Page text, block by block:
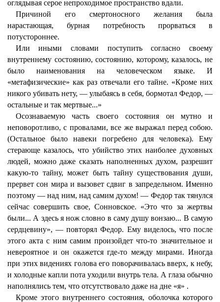
оглядывая серое непроходимое пространство вдали.
Причиной его смертоносного желания была
нарастающая, бурная потребность прорваться в
потустороннее.
Или иными словами поступить согласно своему
внутреннему состоянию, состоянию, которому, казалось, не
было наименования на человеческом языке. И
«метафизические» как раз отвечали его тайне. «Кроме них
никого убивать нету, — улыбаясь в себя, бормотал Федор, —
остальные и так мертвые...»
Осознаваемую часть своего состояния он мутно и
неповоротливо, с провалами, все же выражал перед собою.
(Остальное было навеки погребено для человека). Ему
стерающе казалось, что убийство этих наиболее духовных
людей, можно даже сказать наполненных духом, разрешит
какую-то тайну, может быть тайну существования души,
прервет сон мира и вызовет сдвиг в запредельном. Именно
поэтому — над ним, над самим духом! — Федор так тянулся
сейчас совершить свое, Сонновское. «Это что за жертвы
были... А здесь я нож словно в саму душу вонзаю... В самую
сердцевину», — повторял Федор. Ему виделось, что после
этого акта с ним самим произойдет что-то значительное и
невероятное и он окажется где-то между мирами. Иногда
при этих видениях голова его поворачивалась вверх, к небу,
и холодные капли пота уходили внутрь тела. А глаза обычно
наполнялись тем, что отсутствовало даже на дне «я» .
Кроме этого внутреннего состояния, оболочка которого